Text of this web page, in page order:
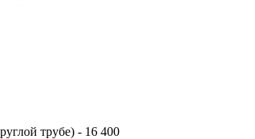
трубе) - 16 400